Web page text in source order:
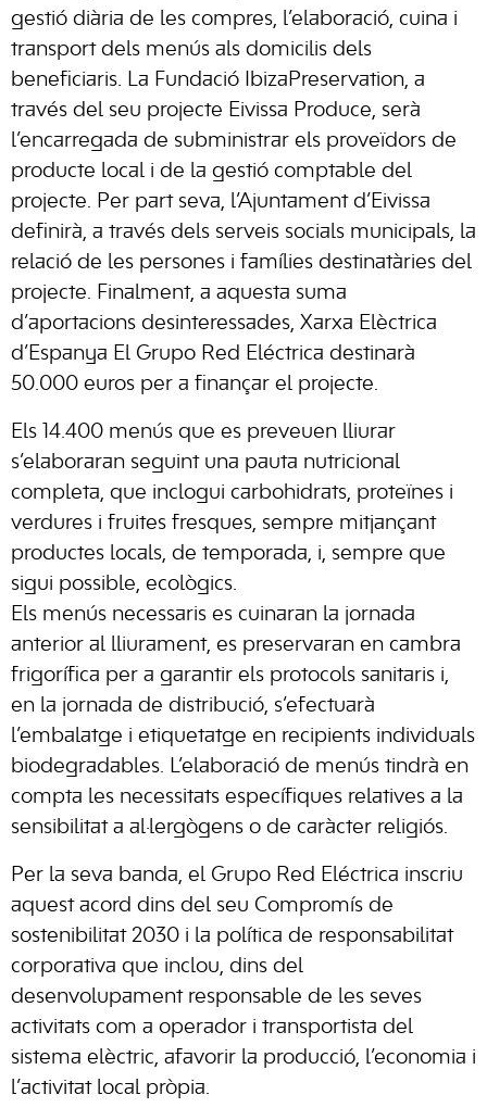
gestió diària de les compres, l’elaboració, cuina i
transport dels menús als domicilis dels
beneficiaris. La Fundació IbizaPreservation, a
través del seu projecte Eivissa Produce, serà
l’encarregada de subministrar els proveïdors de
producte local i de la gestió comptable del
projecte. Per part seva, l’Ajuntament d’Eivissa
definirà, a través dels serveis socials municipals, la
relació de les persones i famílies destinatàries del
projecte. Finalment, a aquesta suma
d’aportacions desinteressades, Xarxa Elèctrica
d’Espanya El Grupo Red Eléctrica destinarà
50.000 euros per a finançar el projecte.
Els 14.400 menús que es preveuen lliurar
s’elaboraran seguint una pauta nutricional
completa, que inclogui carbohidrats, proteïnes i
verdures i fruites fresques, sempre mitjançant
productes locals, de temporada, i, sempre que
sigui possible, ecològics.
Els menús necessaris es cuinaran la jornada
anterior al lliurament, es preservaran en cambra
frigorífica per a garantir els protocols sanitaris i,
en la jornada de distribució, s’efectuarà
l’embalatge i etiquetatge en recipients individuals
biodegradables. L’elaboració de menús tindrà en
compta les necessitats específiques relatives a la
sensibilitat a al·lergògens o de caràcter religiós.
Per la seva banda, el Grupo Red Eléctrica inscriu
aquest acord dins del seu Compromís de
sostenibilitat 2030 i la política de responsabilitat
corporativa que inclou, dins del
desenvolupament responsable de les seves
activitats com a operador i transportista del
sistema elèctric, afavorir la producció, l’economia i
l’activitat local pròpia.